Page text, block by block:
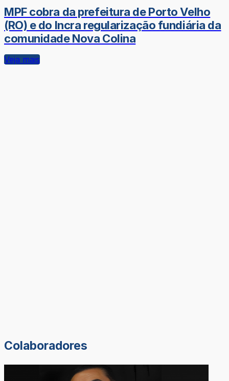
MPF cobra da prefeitura de Porto Velho
(RO) e do Incra regularização fundiária da
comunidade Nova Colina
Veja mais
Colaboradores